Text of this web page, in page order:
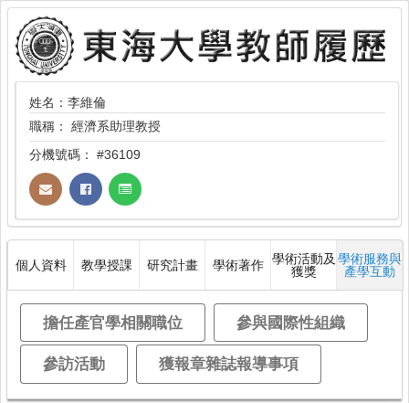
姓名：李維倫
職稱： 經濟系助理教授
分機號碼： #36109
個人資料 教學授課 研究計畫 學術著作 學術活動及
獲獎
學術服務與
產學互動
擔任產官學相關職位 參與國際性組織
參訪活動 獲報章雜誌報導事項